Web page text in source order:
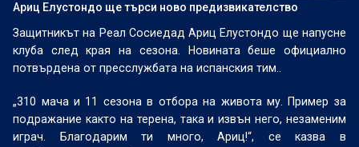
Ариц Елустондо ще търси ново предизвикателство
Защитникът на Реал Сосиедад Ариц Елустондо ще напусне
клуба след края на сезона. Новината беше официално
потвърдена от пресслужбата на испанския тим..
„310 мача и 11 сезона в отбора на живота му. Пример за
подражание както на терена, така и извън него, незаменим
играч. Благодарим ти много, Ариц!“, се казва в